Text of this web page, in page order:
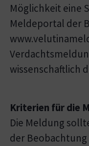
Möglichkeit eine
Meldeportal der
wissenschaftlich
Kriterien für die
Die Meldung
der